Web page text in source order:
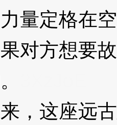
量定格在
对方想要
这座远古